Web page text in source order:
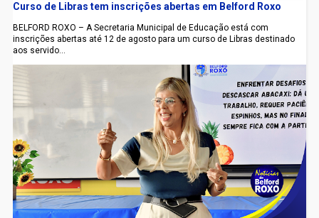
Curso de Libras tem inscrições abertas em Belford Roxo
BELFORD ROXO – A Secretaria Municipal de Educação está com
inscrições abertas até 12 de agosto para um curso de Libras destinado
aos servido...